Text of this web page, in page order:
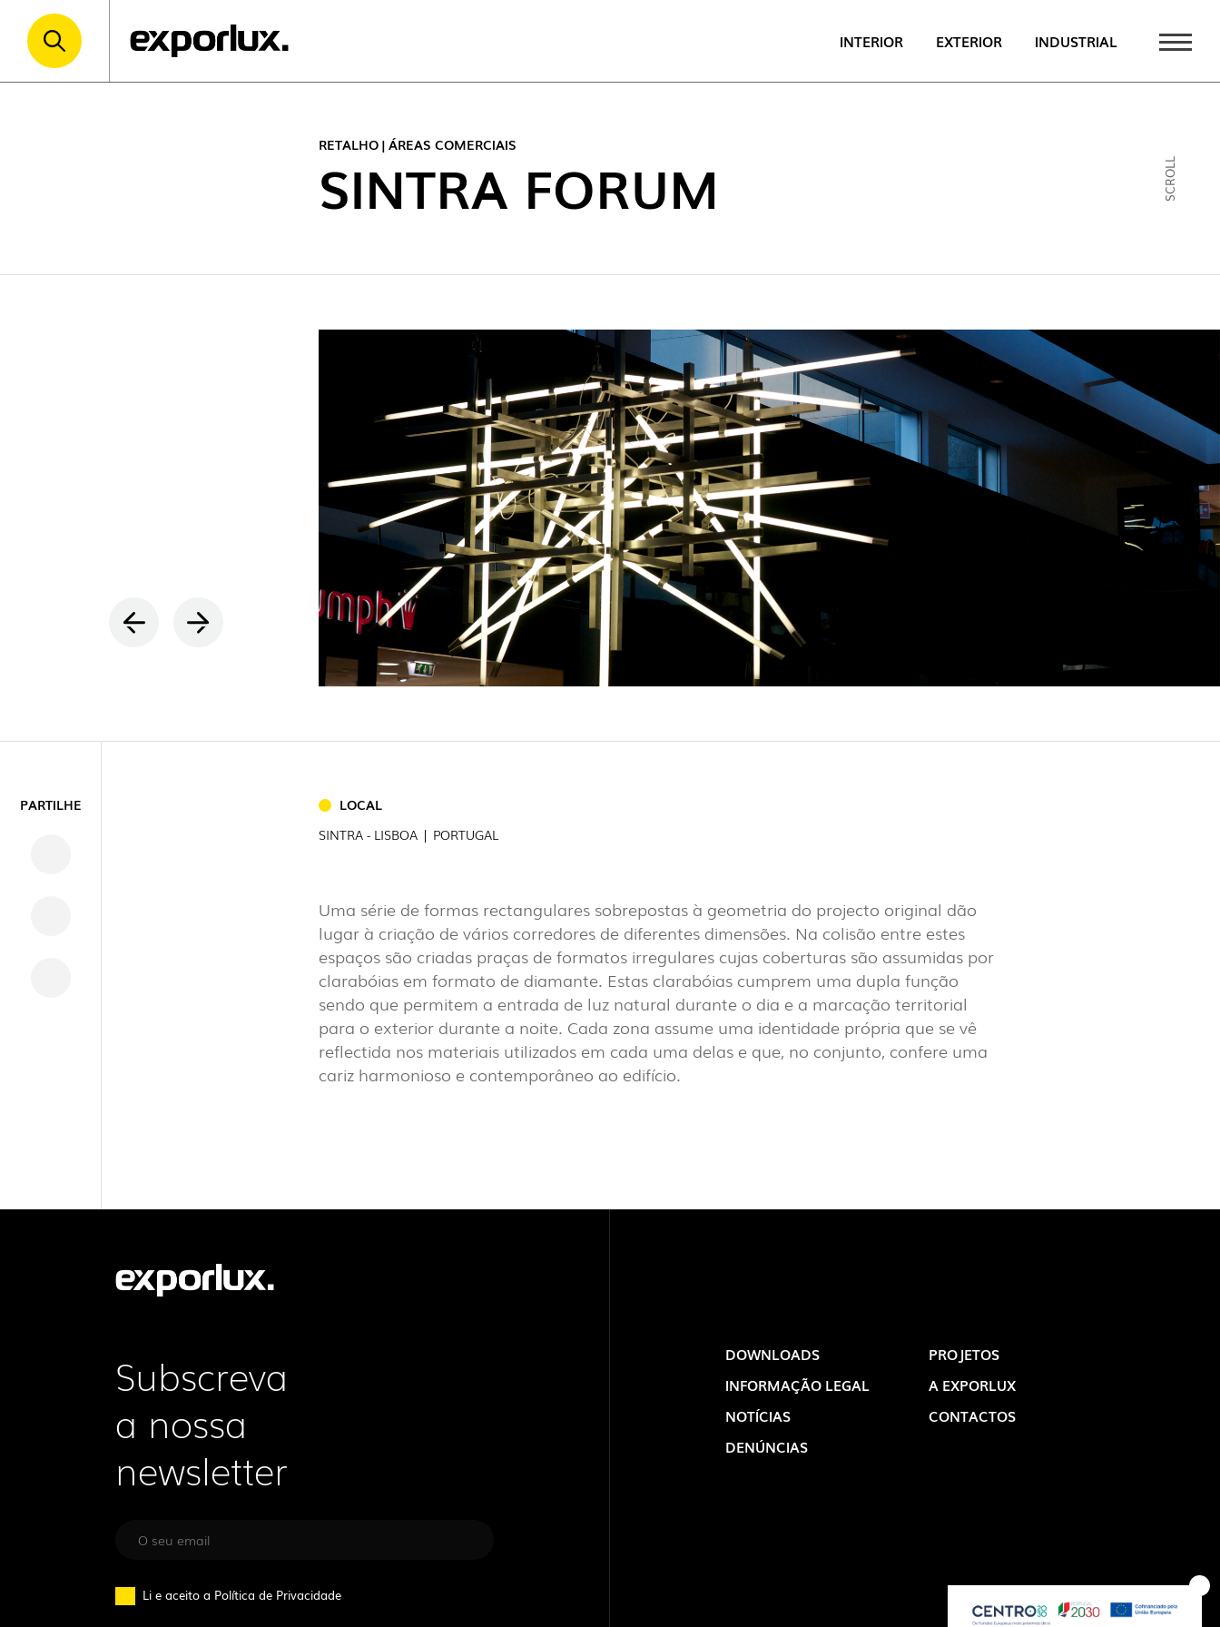
INTERIOR EXTERIOR INDUSTRIAL
INTERIOR (86)
EXTERIOR
INDUSTRIAL (7)
PROJETOS
A EXPORLUX
CONTACTOS
DESTAQUE
EXPORLUX @ ILUMINAÇÃO DO EDIFÍCIO
Q31 – QUINTA DA FONTE
PAVILHÃO DE PORTUGAL
RETALHO | ÁREAS COMERCIAIS
SINTRA FORUM SCROLL
PARTILHE
LOCAL
SINTRA - LISBOA | PORTUGAL
Uma série de formas rectangulares sobrepostas à geometria do projecto original dão
lugar à criação de vários corredores de diferentes dimensões. Na colisão entre estes
espaços são criadas praças de formatos irregulares cujas coberturas são assumidas por
clarabóias em formato de diamante. Estas clarabóias cumprem uma dupla função
sendo que permitem a entrada de luz natural durante o dia e a marcação territorial
para o exterior durante a noite. Cada zona assume uma identidade própria que se vê
reflectida nos materiais utilizados em cada uma delas e que, no conjunto, confere uma
cariz harmonioso e contemporâneo ao edifício.
Subscreva
a nossa
newsletter
Li e aceito a Política de Privacidade
DOWNLOADS
PROJETOS
INFORMAÇÃO LEGAL
A EXPORLUX
NOTÍCIAS
CONTACTOS
DENÚNCIAS